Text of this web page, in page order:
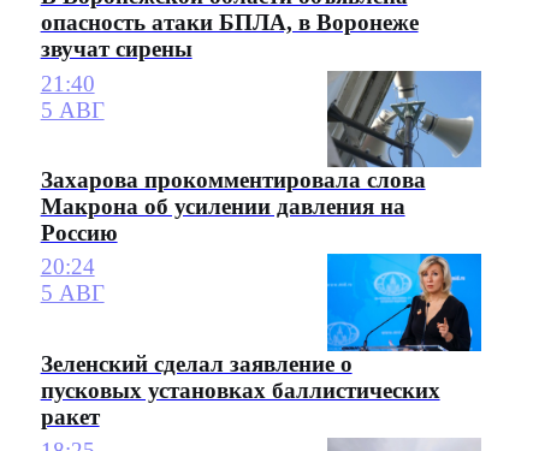
опасность атаки БПЛА, в Воронеже
звучат сирены
21:40
5 АВГ
Захарова прокомментировала слова
Макрона об усилении давления на
Россию
20:24
5 АВГ
Зеленский сделал заявление о
пусковых установках баллистических
ракет